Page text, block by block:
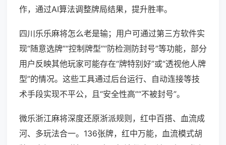
作，通过AI算法调整牌局结果，提升胜率。
四川乐乐麻将怎么老是输；用户可通过第三方软件实
现“随意选牌”“控制牌型”“防检测防封号”等功能，部分
用户反映其他玩家可能存在“牌特别好”或“透视他人牌
型”的情况。这些工具通过后台运行、自动连接等技
术手段实现不平公，且“安全性高”“不被封号”。
微乐浙江麻将深度还原浙派规则，红中百搭、血流成
河、多玩法合一。136张牌，红中万能，血流模式胡